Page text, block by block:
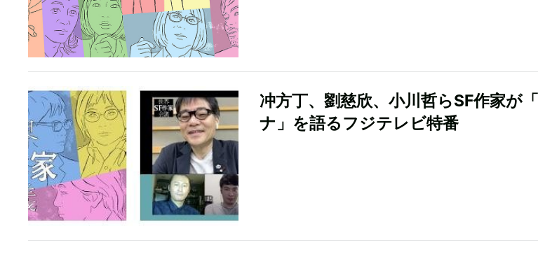
冲方丁、劉慈欣、小川哲らSF作家が
ナ」を語るフジテレビ特番